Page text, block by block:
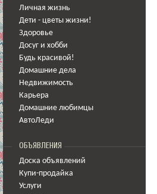
Личная жизнь
Дети - цветы жизни!
Здоровье
Досуг и хобби
Будь красивой!
Домашние дела
Недвижимость
Карьера
Домашние любимцы
АвтоЛеди
ОБЪЯВЛЕНИЯ
Доска объявлений
Купи-продайка
Услуги